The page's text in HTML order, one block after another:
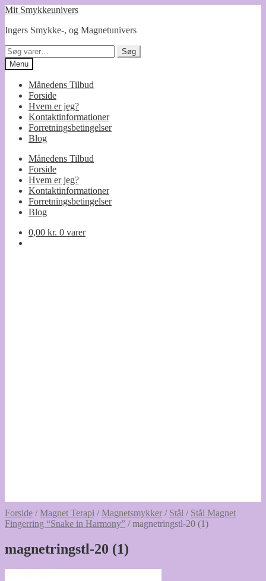
Spring
navigation
Spring
indhold
Mit Smykkeunivers
Ingers Smykke-, og Magnetunivers
Søg
efter:
Søg
Menu
Månedens Tilbud
Forside
Hvem er jeg?
Kontaktinformationer
Forretningsbetingelser
Blog
Månedens Tilbud
Forside
Hvem er jeg?
Kontaktinformationer
Forretningsbetingelser
Blog
0,00 kr. 0 varer
Forside /Magnet Terapi /Magnetsmykker / Stål / Stål Magnet
Fingerring “Snake in Harmony” /magnetringstl-20 (1)
magnetringstl-20 (1)